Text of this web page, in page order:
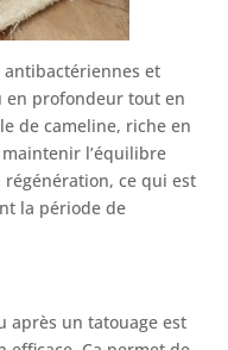
et
en profondeur tout en
de cameline, riche en
l’équilibre
ce qui est
la période de
après un tatouage est